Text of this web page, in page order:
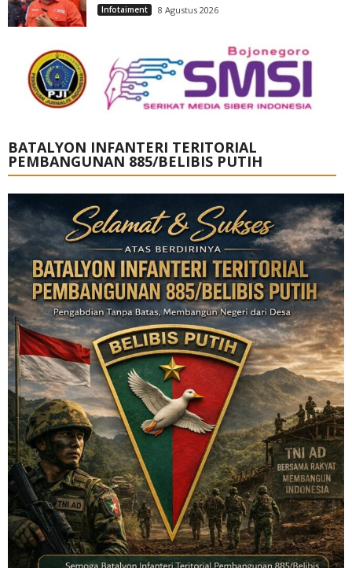
Infotaiment 8 Agustus 2026
BATALYON INFANTERI TERITORIAL
PEMBANGUNAN 885/BELIBIS PUTIH